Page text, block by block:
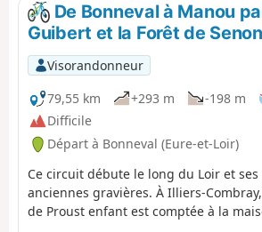
De Bonneval à Manou
Guibert et la Forêt de
Visorandonneur
79,55 km
+293 m -198 m
Difficile
Départ à Bonneval (Eure-et-Loir)
Ce circuit débute le long du Loir et ses
anciennes gravières. À Illiers-
de Proust enfant est comptée à la